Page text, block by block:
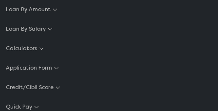
Loan By Amount
Loan By Salary
Calculators
Application Form
Credit/Cibil Score
Quick Pay